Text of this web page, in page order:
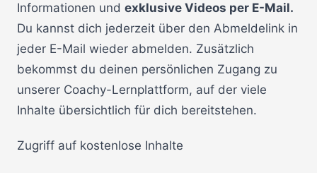
Informationen und exklusive Videos per E-Mail.
Du kannst dich jederzeit über den Abmeldelink in
jeder E-Mail wieder abmelden. Zusätzlich
bekommst du deinen persönlichen Zugang zu
unserer Coachy-Lernplattform, auf der viele
Inhalte übersichtlich für dich bereitstehen.
Zugriff auf kostenlose Inhalte